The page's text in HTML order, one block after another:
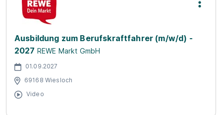
Ausbildung zum Berufskraftfahrer (m/w/d) -
2027 REWE Markt GmbH
01.09.2027
69168 Wiesloch
Video